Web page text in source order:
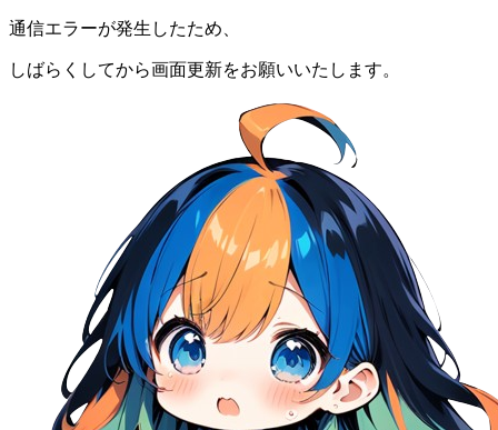
通信エラーが発生したため、
しばらくしてから画面更新をお願いいたします。